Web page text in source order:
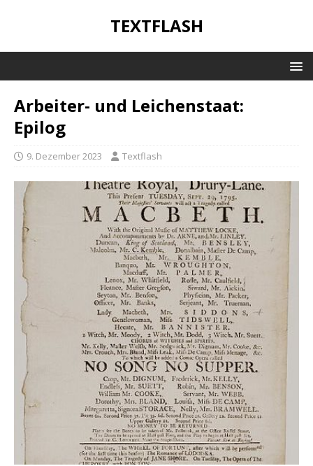
TEXTFLASH
Arbeiter- und Leichenstaat:
Epilog
9. Dezember 2023 Textflash